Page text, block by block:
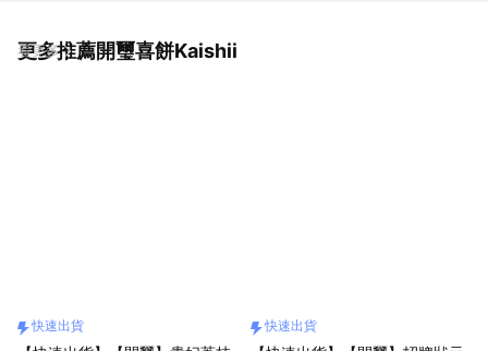
更多推薦開璽喜餅Kaishii
看更多
快速出貨 快速出貨